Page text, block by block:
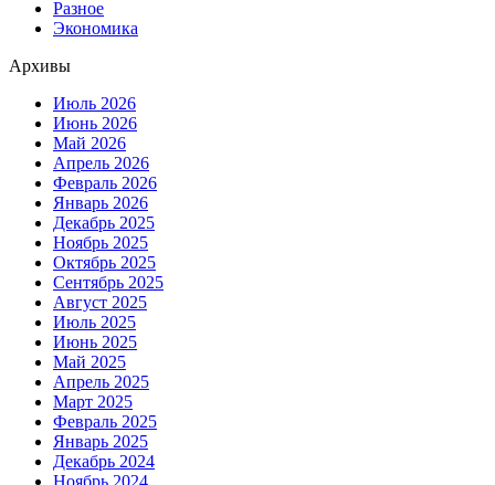
Разное
Экономика
Архивы
Июль 2026
Июнь 2026
Май 2026
Апрель 2026
Февраль 2026
Январь 2026
Декабрь 2025
Ноябрь 2025
Октябрь 2025
Сентябрь 2025
Август 2025
Июль 2025
Июнь 2025
Май 2025
Апрель 2025
Март 2025
Февраль 2025
Январь 2025
Декабрь 2024
Ноябрь 2024